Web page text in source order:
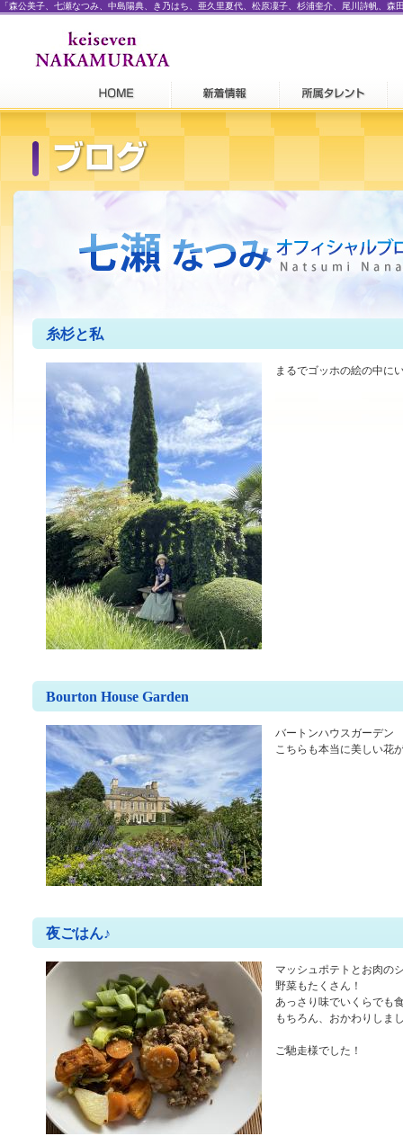
「森公美子、七瀬なつみ、中島陽典、き乃はち、亜久里夏代、松原凜子、杉浦奎介、尾川詩帆、
糸杉と私
まるでゴッホの絵の中に
Bourton House Garden
バートンハウスガーデン
こちらも本当に美しい花
夜ごはん♪
マッシュポテトとお肉の
野菜もたくさん！
あっさり味でいくらでも
もちろん、おかわりしま
ご馳走様でした！